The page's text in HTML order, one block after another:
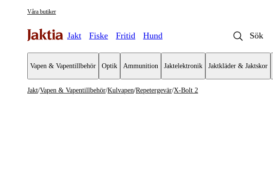
Våra butiker
Jakt Fiske Fritid Hund
Vapen & Vapentillbehör Optik Ammunition Jaktelektronik Jaktkläder & Jaktskor
Vapen & Vapentillbehör
Jakt/Vapen & Vapentillbehör/Kulvapen/Repetergevär/X-Bolt 2